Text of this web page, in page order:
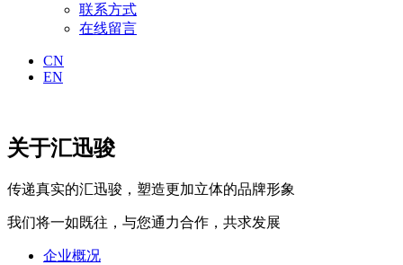
联系方式
在线留言
CN
EN
关于汇迅骏
传递真实的汇迅骏，塑造更加立体的品牌形象
我们将一如既往，与您通力合作，共求发展
企业概况